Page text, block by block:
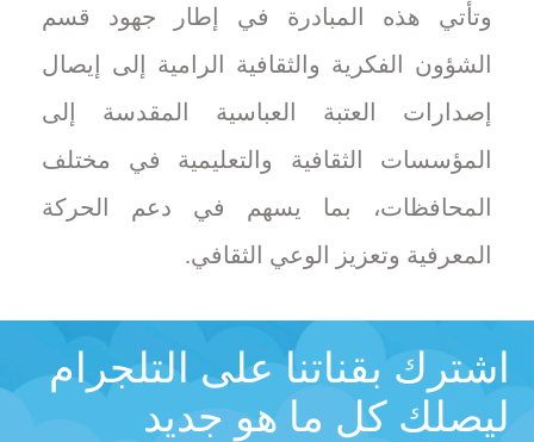
وتأتي هذه المبادرة في إطار جهود قسم
الشؤون الفكرية والثقافية الرامية إلى إيصال
إصدارات العتبة العباسية المقدسة إلى
المؤسسات الثقافية والتعليمية في مختلف
المحافظات، بما يسهم في دعم الحركة
المعرفية وتعزيز الوعي الثقافي.
اشترك بقناتنا على التلجرام
ليصلك كل ما هو جديد